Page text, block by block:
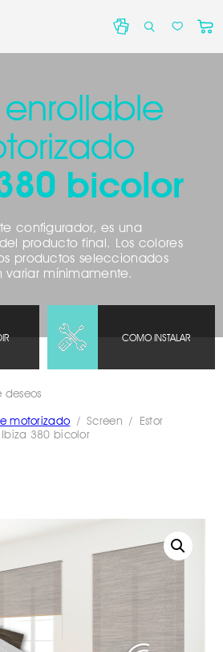
enrollable
bicolor
configurador, es una
producto final. Los colores
productos seleccionados
variar mínimamente.
COMO INSTALAR
motorizado / Screen / Estor
380 bicolor
trate tus datos personales para